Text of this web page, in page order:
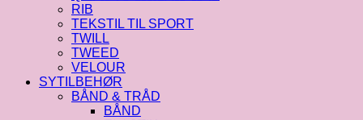
RIB
TEKSTIL TIL SPORT
TWILL
TWEED
VELOUR
SYTILBEHØR
BÅND & TRÅD
BÅND